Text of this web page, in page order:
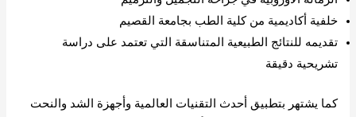
خلفية أكاديمية من كلية الطب بجامعة القصيم
تقديمه للنتائج الطبيعية المتناسقة التي تعتمد على دراسة
تشريحية دقيقة
كما يشتهر بتطبيق أحدث التقنيات العالمية وأجهزة الشد والنحت